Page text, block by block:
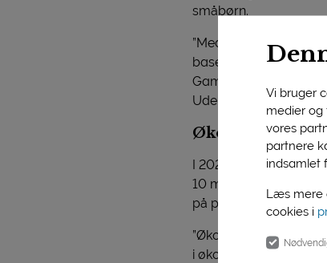
Vi bruger
medier og
vores
partnere
indsamlet
Læs mere
cookies i
småbørn.
”Med fabrikken i
baseret på økologisk,
Gammelgaard-
Udenrigsministeriet.
Økologi er
I 2020 vil markedet
10 mia. kr., og Franz
på projektstadiet.
”Økologiske
i økonomien har